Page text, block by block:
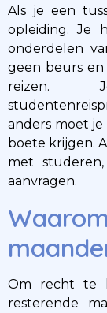
Als je een
opleiding. Je
onderdelen
geen beurs
reizen.
anders moet
boete krijgen.
met
aanvragen.
Om recht te
resterende